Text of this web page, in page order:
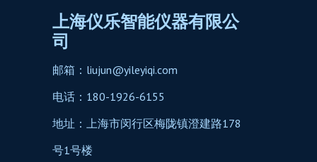
上海仪乐智能仪器有限公
司
邮箱：liujun@yileyiqi.com
电话：180-1926-6155
地址：上海市闵行区梅陇镇澄建路178
号1号楼